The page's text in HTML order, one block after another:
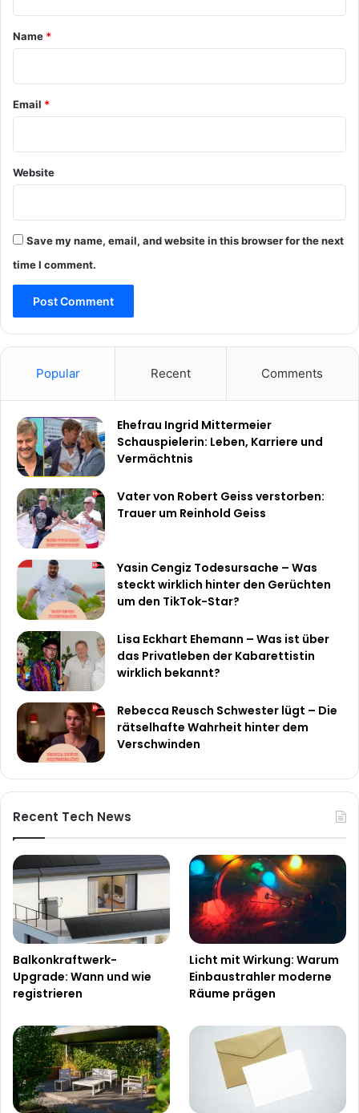
*
Name *
Email *
Website
Save my name, email, and website in this browser for the next
time I comment.
Popular Recent Comments
Ehefrau Ingrid Mittermeier
Schauspielerin: Leben, Karriere und
Vermächtnis
Vater von Robert Geiss verstorben:
Trauer um Reinhold Geiss
Yasin Cengiz Todesursache – Was
steckt wirklich hinter den Gerüchten
um den TikTok-Star?
Lisa Eckhart Ehemann – Was ist über
das Privatleben der Kabarettistin
wirklich bekannt?
Rebecca Reusch Schwester lügt – Die
rätselhafte Wahrheit hinter dem
Verschwinden
Recent Tech News
Balkonkraftwerk-
Upgrade: Wann und wie
registrieren
Licht mit Wirkung: Warum
Einbaustrahler moderne
Räume prägen